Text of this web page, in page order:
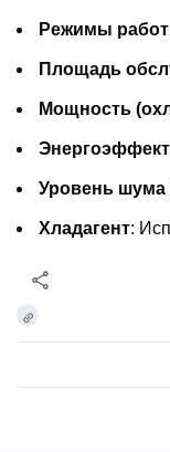
Режимы
Площадь
Мощность
Уровень шума
Хладагент: